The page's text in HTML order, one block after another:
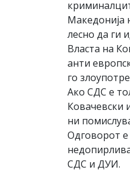
Македонија
лесно да ги
Власта на
анти
го
Ако СДС е
Ковачевски
ни
Одговорот е
СДС и ДУИ.